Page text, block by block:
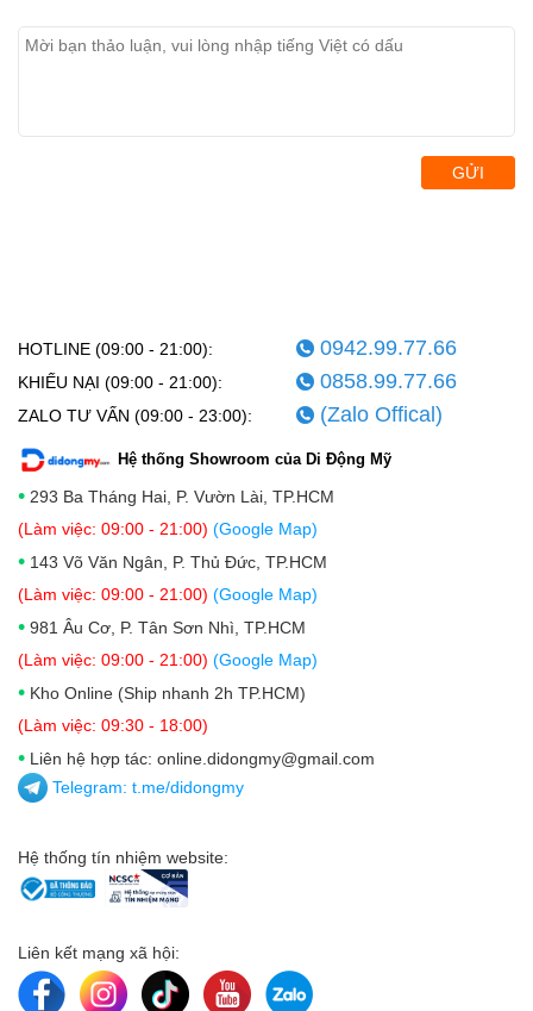
GỬI
HOTLINE (09:00 - 21:00): 0942.99.77.66
KHIẾU NẠI (09:00 - 21:00): 0858.99.77.66
ZALO TƯ VẤN (09:00 - 23:00): (Zalo Offical)
Hệ thống Showroom của Di Động Mỹ
• 293 Ba Tháng Hai, P. Vườn Lài, TP.HCM
(Làm việc: 09:00 - 21:00) (Google Map)
• 143 Võ Văn Ngân, P. Thủ Đức, TP.HCM
(Làm việc: 09:00 - 21:00) (Google Map)
• 981 Âu Cơ, P. Tân Sơn Nhì, TP.HCM
(Làm việc: 09:00 - 21:00) (Google Map)
• Kho Online (Ship nhanh 2h TP.HCM)
(Làm việc: 09:30 - 18:00)
• Liên hệ hợp tác: online.didongmy@gmail.com
Telegram: t.me/didongmy
Hệ thống tín nhiệm website:
Liên kết mạng xã hội: